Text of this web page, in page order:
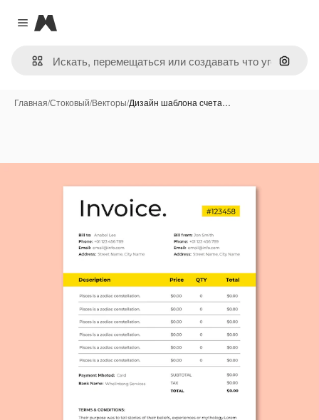
Close menu
Magnific
Поиск
Главная/Стоковый/Векторы/Дизайн шаблона счета…